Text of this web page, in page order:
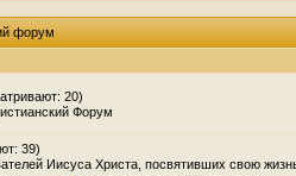
форум
20)
Форум
39)
Иисуса Христа, посвятивших свою